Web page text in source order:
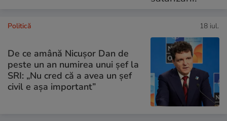
Politică 18 iul.
De ce amână Nicușor Dan de
peste un an numirea unui șef la
SRI: „Nu cred că a avea un şef
civil e așa important”